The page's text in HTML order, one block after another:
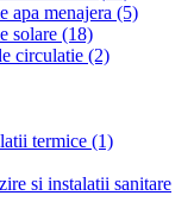
apa menajera (5)
solare (18)
circulatie (2)
termice (1)
si instalatii sanitare